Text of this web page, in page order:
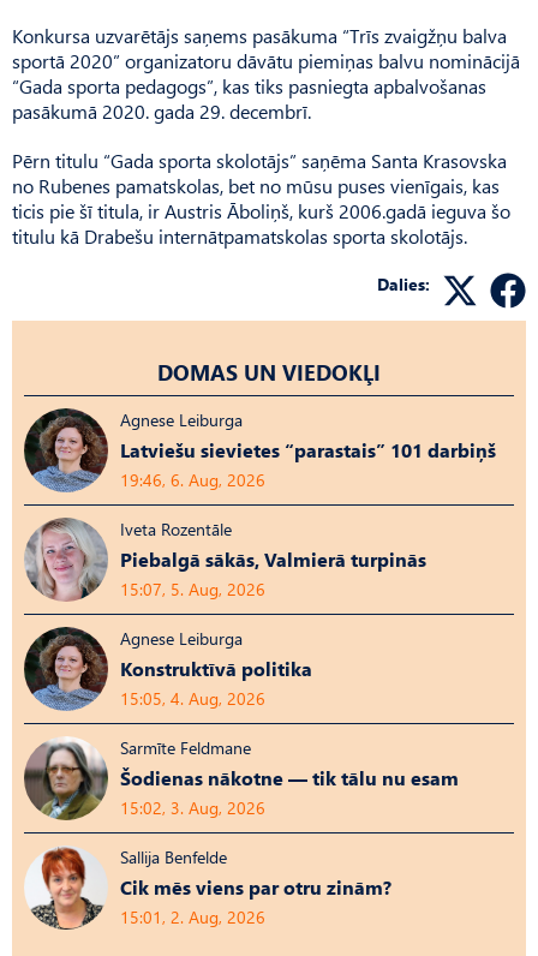
Konkursa uzvarētājs saņems pasākuma “Trīs zvaigžņu balva
sportā 2020” organizatoru dāvātu piemiņas balvu nominācijā
“Gada sporta pedagogs”, kas tiks pasniegta apbalvošanas
pasākumā 2020. gada 29. decembrī.
Pērn titulu “Gada sporta skolotājs” saņēma Santa Krasovska
no Rubenes pamatskolas, bet no mūsu puses vienīgais, kas
ticis pie šī titula, ir Austris Āboliņš, kurš 2006.gadā ieguva šo
titulu kā Drabešu internātpamatskolas sporta skolotājs.
Dalies:
DOMAS UN VIEDOKĻI
Agnese Leiburga
Latviešu sievietes “parastais” 101 darbiņš
19:46, 6. Aug, 2026
Iveta Rozentāle
Piebalgā sākās, Valmierā turpinās
15:07, 5. Aug, 2026
Agnese Leiburga
Konstruktīvā politika
15:05, 4. Aug, 2026
Sarmīte Feldmane
Šodienas nākotne — tik tālu nu esam
15:02, 3. Aug, 2026
Sallija Benfelde
Cik mēs viens par otru zinām?
15:01, 2. Aug, 2026